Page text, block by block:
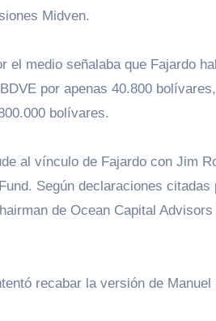
Midven.
el medio señalaba que Fajardo
por apenas 40.800
bolívares.
al vínculo de Fajardo con Jim
Según declaraciones
de Ocean Capital
recabar la versión de